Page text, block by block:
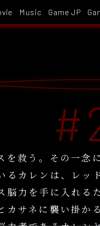
Music Game JP
を救う。その一念
るカレンは、レッ
脳力を手に入れる
カサネに襲い掛か